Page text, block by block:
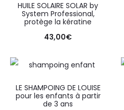
HUILE SOLAIRE SOLAR by
System Professional,
protège la kératine
43,00€
LE SHAMPOING DE LOUISE
pour les enfants à partir
de 3 ans